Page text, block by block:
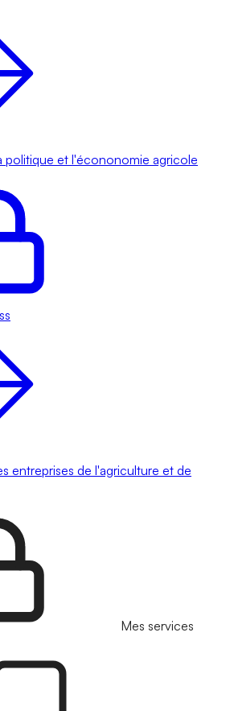
politique et l'écononomie agricole
entreprises de l'agriculture et de
Mes services